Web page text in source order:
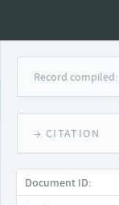
Record compiled:
→ CITATION
Document ID: